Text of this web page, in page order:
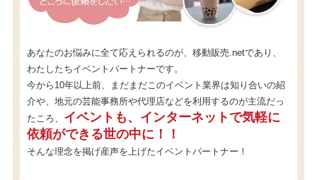
あなたのお悩みに全て応えられるのが、移動販売.netであり、
わたしたちイベントパートナーです。
今から10年以上前、まだまだこのイベント業界は知り合いの紹
介や、地元の芸能事務所や代理店などを利用するのが主流だっ
たころ、 イベントも、インターネットで気軽に
依頼ができる世の中に！！
そんな理念を掲げ産声を上げたイベントパートナー！